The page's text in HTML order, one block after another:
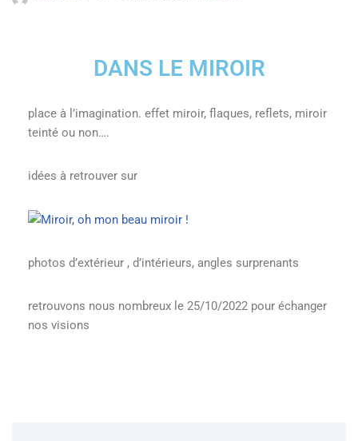
DANS LE MIROIR
place à l’imagination. effet miroir, flaques, reflets, miroir
teinté ou non….
idées à retrouver sur
photos d’extérieur , d’intérieurs, angles surprenants
retrouvons nous nombreux le 25/10/2022 pour échanger
nos visions